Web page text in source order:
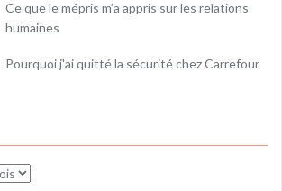
Ce que le mépris m’a appris sur les relations
humaines
Pourquoi j'ai quitté la sécurité chez Carrefour